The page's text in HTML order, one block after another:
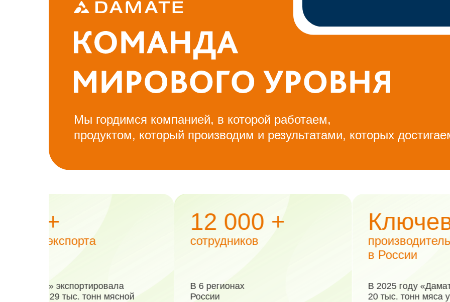
Мы гордимся компанией, в которой работаем,
продуктом, который производим и результатами, которых
12 000 +
сотрудников
В 6 регионах
России
Ключевой
производитель утки
В 2025 году «Дамате произвела
20 тыс. тонн мяса утки в убойном
№1*
индейки
В 2025 году
268 тыс.